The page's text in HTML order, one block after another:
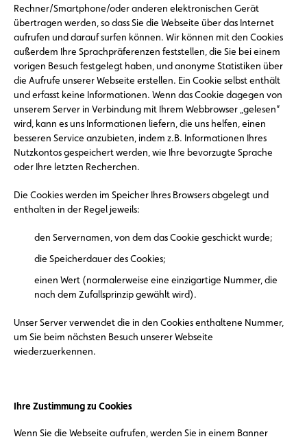
Rechner/Smartphone/oder anderen elektronischen Gerät
übertragen werden, so dass Sie die Webseite über das Internet
aufrufen und darauf surfen können. Wir können mit den Cookies
außerdem Ihre Sprachpräferenzen feststellen, die Sie bei einem
vorigen Besuch festgelegt haben, und anonyme Statistiken über
die Aufrufe unserer Webseite erstellen. Ein Cookie selbst enthält
und erfasst keine Informationen. Wenn das Cookie dagegen von
unserem Server in Verbindung mit Ihrem Webbrowser „gelesen“
wird, kann es uns Informationen liefern, die uns helfen, einen
besseren Service anzubieten, indem z.B. Informationen Ihres
Nutzkontos gespeichert werden, wie Ihre bevorzugte Sprache
oder Ihre letzten Recherchen.
Die Cookies werden im Speicher Ihres Browsers abgelegt und
enthalten in der Regel jeweils:
den Servernamen, von dem das Cookie geschickt wurde;
die Speicherdauer des Cookies;
einen Wert (normalerweise eine einzigartige Nummer, die
nach dem Zufallsprinzip gewählt wird).
Unser Server verwendet die in den Cookies enthaltene Nummer,
um Sie beim nächsten Besuch unserer Webseite
wiederzuerkennen.
Ihre Zustimmung zu Cookies
Wenn Sie die Webseite aufrufen, werden Sie in einem Banner